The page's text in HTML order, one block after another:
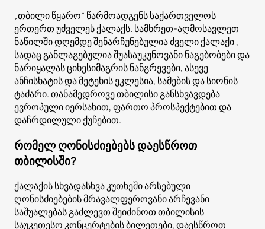
„თბილი წყარო“ წარმოადგენს საქართველოს
ერთერთ უძველეს ქალაქს. სამხრეთ-აღმოსავლეთ
ნაწილში დღემდე შენარჩუნებულია ძველი ქალაქი ,
სადაც განლაგებულია შუასაუკუნოვანი ნაგებობები და
ნარიყალას ციხესიმაგრის ნანგრევები, ასევე
ანჩისხატის და მეტეხის ეკლესია, სამების და სიონის
ტაძარი. თანამედროვე თბილისი განსხვავდება
ევროპული იერსახით, ფართო პროსპექტებით და
დაჩრდილული ქუჩებით.
რომელ ღონისძიებებს დაესწროთ
თბილისში?
ქალაქის სხვადასხვა კუთხეში არსებული
ღონისძიებების მრავალფეროვანი არჩევანი
საშუალებას გაძლევთ შეიძინოთ თბილისის
საუკეთესო კონცერტების ბილეთები, დაესწროთ